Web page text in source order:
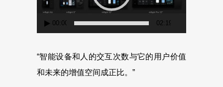
器
00:00 02:19
“智能设备和人的交互次数与它的用户价值
和未来的增值空间成正比。”